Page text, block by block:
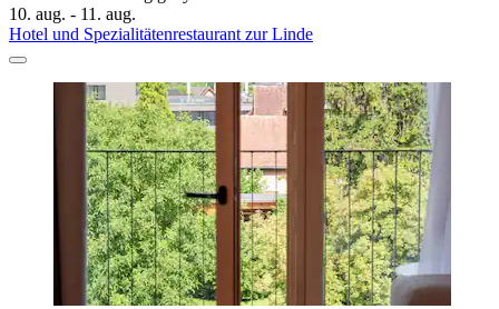
10. aug. - 11. aug.
Hotel und Spezialitätenrestaurant zur Linde